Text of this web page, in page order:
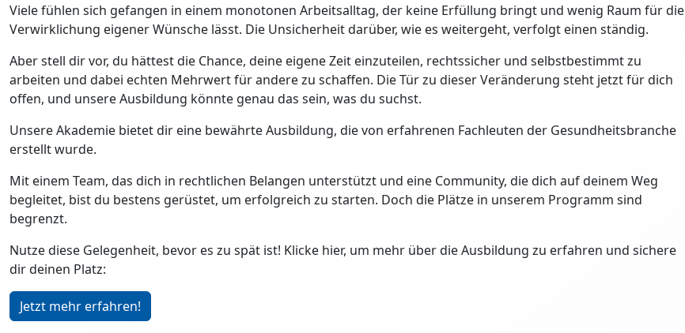
Viele fühlen sich gefangen in einem monotonen Arbeitsalltag, der keine Erfüllung bringt und wenig Raum für die
Verwirklichung eigener Wünsche lässt. Die Unsicherheit darüber, wie es weitergeht, verfolgt einen ständig.
Aber stell dir vor, du hättest die Chance, deine eigene Zeit einzuteilen, rechtssicher und selbstbestimmt zu
arbeiten und dabei echten Mehrwert für andere zu schaffen. Die Tür zu dieser Veränderung steht jetzt für dich
offen, und unsere Ausbildung könnte genau das sein, was du suchst.
Unsere Akademie bietet dir eine bewährte Ausbildung, die von erfahrenen Fachleuten der Gesundheitsbranche
erstellt wurde.
Mit einem Team, das dich in rechtlichen Belangen unterstützt und eine Community, die dich auf deinem Weg
begleitet, bist du bestens gerüstet, um erfolgreich zu starten. Doch die Plätze in unserem Programm sind
begrenzt.
Nutze diese Gelegenheit, bevor es zu spät ist! Klicke hier, um mehr über die Ausbildung zu erfahren und sichere
dir deinen Platz:
Jetzt mehr erfahren!